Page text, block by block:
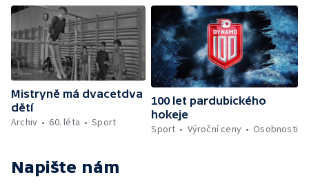
Mistryně má dvacetdva
dětí
Archiv
60. léta Sport
100 let pardubického
hokeje
Sport
Výroční ceny Osobnosti
Napište nám